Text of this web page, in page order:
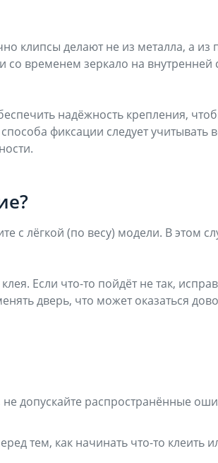
клипсы делают не из металла, а из
временем зеркало на
надёжность крепления,
фиксации следует учитывать
с лёгкой (по весу) модели. В этом
Если что-то пойдёт не так,
дверь, что может оказаться
допускайте распространённые
тем, как начинать что-то клеить